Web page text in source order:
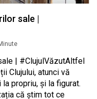
sale |
| #ClujulVăzutAltfel
Clujului, atunci vă
propriu, și la figurat.
că știm tot ce